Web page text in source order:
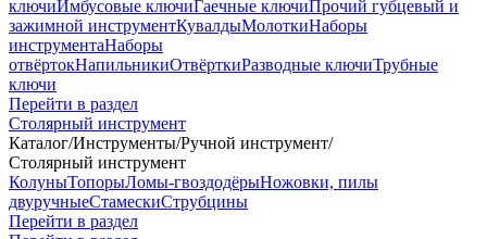
ключиИмбусовые ключиГаечные ключиПрочий губцевый и
зажимной инструментКувалдыМолоткиНаборы
инструментаНаборы
отвёртокНапильникиОтвёрткиРазводные ключиТрубные
ключи
Перейти в раздел
Столярный инструмент
Каталог/Инструменты/Ручной инструмент/
Столярный инструмент
КолуныТопорыЛомы-гвоздодёрыНожовки, пилы
двуручныеСтамескиСтрубцины
Перейти в раздел